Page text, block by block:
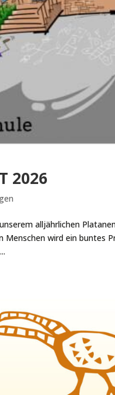
2026
alljährlichen
Menschen wird ein